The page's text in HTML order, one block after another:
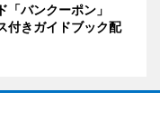
バンクーポン」
付きガイドブック配